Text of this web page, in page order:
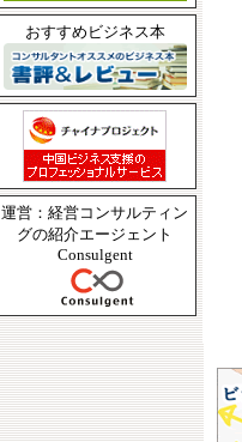
おすすめビジネス本
運営：経営コンサルティン
グの紹介エージェント
Consulgent